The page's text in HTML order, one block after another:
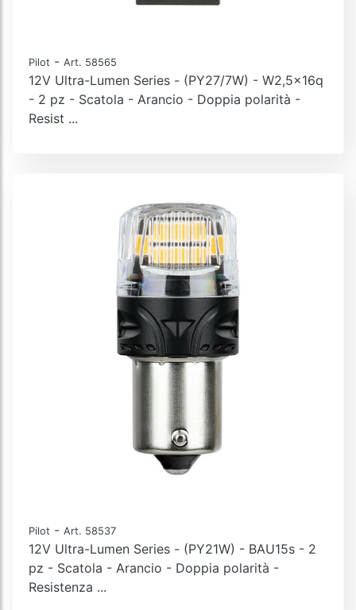
Pilot - Art. 58565
12V Ultra-Lumen Series - (PY27/7W) - W2,5x16q
- 2 pz - Scatola - Arancio - Doppia polarità -
Resist ...
Pilot - Art. 58537
12V Ultra-Lumen Series - (PY21W) - BAU15s - 2
pz - Scatola - Arancio - Doppia polarità -
Resistenza ...